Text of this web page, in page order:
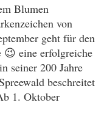
Blumen
von
geht für den
😉 eine erfolgreiche
seiner 200 Jahre
beschreitet
1. Oktober